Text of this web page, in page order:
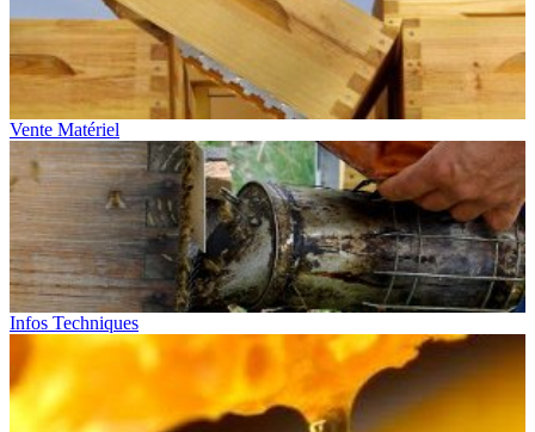
Vente Matériel
Infos Techniques